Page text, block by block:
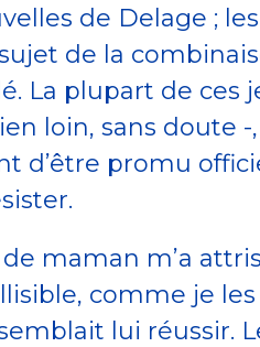
de Delage ;
de la
La plupart de ces
loin, sans doute
d’être promu
maman m’a
comme je
lui réussir.